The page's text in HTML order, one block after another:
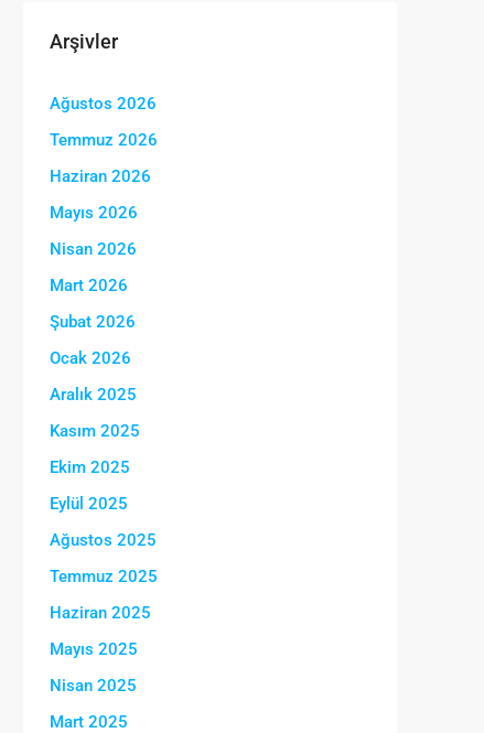
Arşivler
Ağustos 2026
Temmuz 2026
Haziran 2026
Mayıs 2026
Nisan 2026
Mart 2026
Şubat 2026
Ocak 2026
Aralık 2025
Kasım 2025
Ekim 2025
Eylül 2025
Ağustos 2025
Temmuz 2025
Haziran 2025
Mayıs 2025
Nisan 2025
Mart 2025